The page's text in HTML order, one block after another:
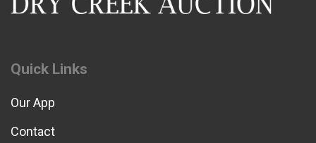
Quick Links
Our App
Contact